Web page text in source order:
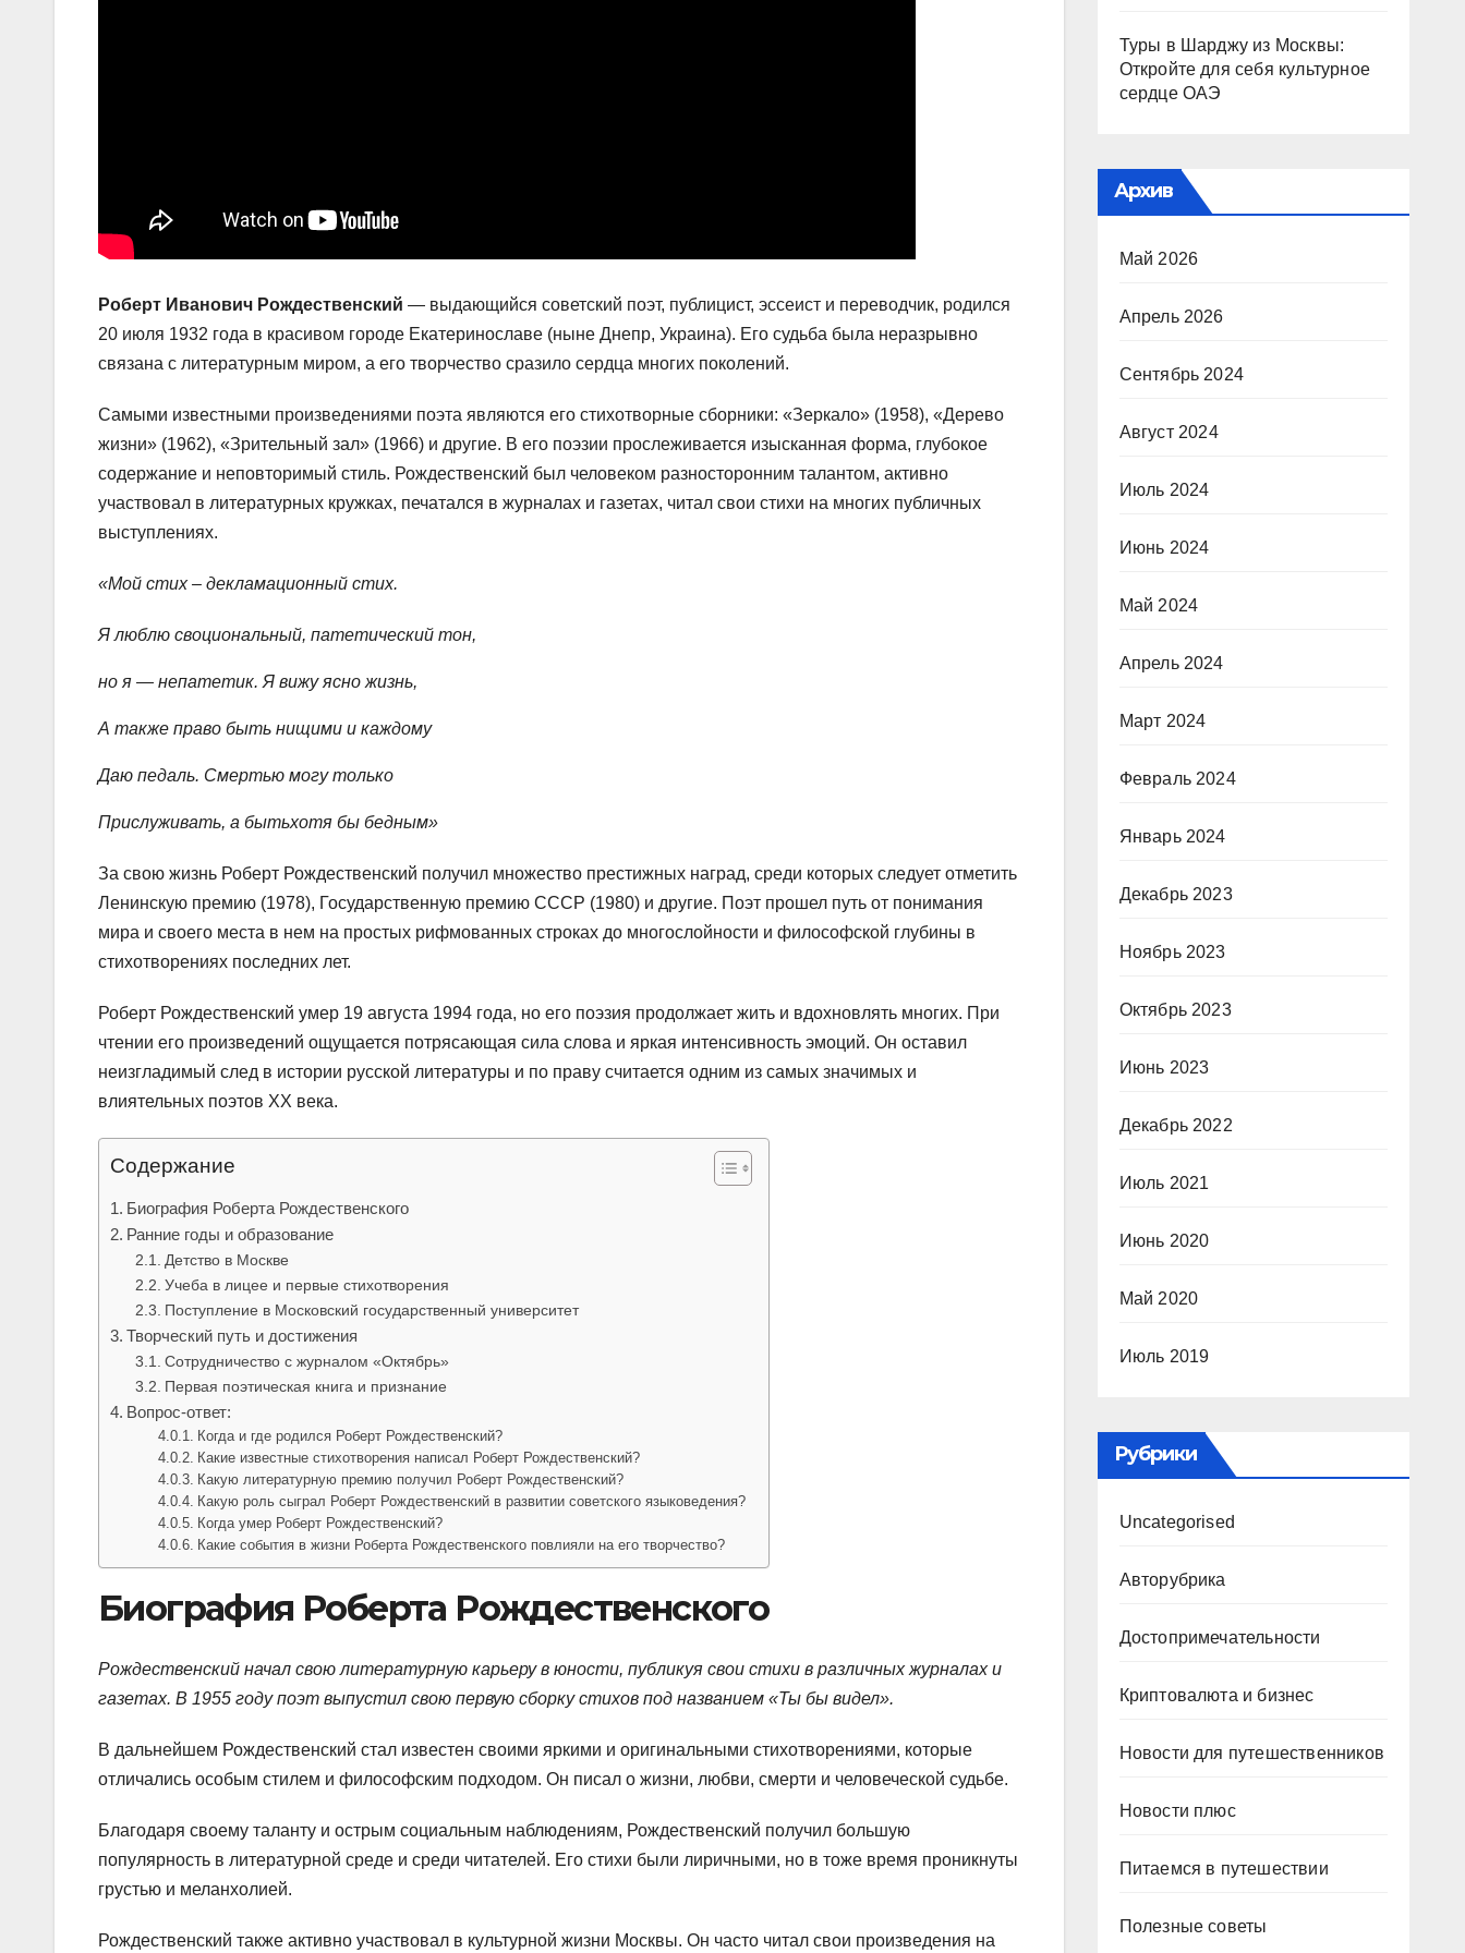
Роберт Иванович Рождественский — выдающийся советский поэт, публицист, эссеист и переводчик, родился
20 июля 1932 года в красивом городе Екатеринославе (ныне Днепр, Украина). Его судьба была неразрывно
связана с литературным миром, а его творчество сразило сердца многих поколений.
Самыми известными произведениями поэта являются его стихотворные сборники: «Зеркало» (1958), «Дерево
жизни» (1962), «Зрительный зал» (1966) и другие. В его поэзии прослеживается изысканная форма, глубокое
содержание и неповторимый стиль. Рождественский был человеком разносторонним талантом, активно
участвовал в литературных кружках, печатался в журналах и газетах, читал свои стихи на многих публичных
выступлениях.
«Мой стих – декламационный стих.
Я люблю своциональный, патетический тон,
но я — непатетик. Я вижу ясно жизнь,
А также право быть нищими и каждому
Даю педаль. Смертью могу только
Прислуживать, а бытьхотя бы бедным»
За свою жизнь Роберт Рождественский получил множество престижных наград, среди которых следует отметить
Ленинскую премию (1978), Государственную премию СССР (1980) и другие. Поэт прошел путь от понимания
мира и своего места в нем на простых рифмованных строках до многослойности и философской глубины в
стихотворениях последних лет.
Роберт Рождественский умер 19 августа 1994 года, но его поэзия продолжает жить и вдохновлять многих. При
чтении его произведений ощущается потрясающая сила слова и яркая интенсивность эмоций. Он оставил
неизгладимый след в истории русской литературы и по праву считается одним из самых значимых и
влиятельных поэтов XX века.
Содержание
Биография Роберта Рождественского
Ранние годы и образование
Детство в Москве
Учеба в лицее и первые стихотворения
Поступление в Московский государственный университет
Творческий путь и достижения
Сотрудничество с журналом «Октябрь»
Первая поэтическая книга и признание
Вопрос-ответ:
Когда и где родился Роберт Рождественский?
Какие известные стихотворения написал Роберт Рождественский?
Какую литературную премию получил Роберт Рождественский?
Какую роль сыграл Роберт Рождественский в развитии советского языковедения?
Когда умер Роберт Рождественский?
Какие события в жизни Роберта Рождественского повлияли на его творчество?
Биография Роберта Рождественского
Рождественский начал свою литературную карьеру в юности, публикуя свои стихи в различных журналах и
газетах. В 1955 году поэт выпустил свою первую сборку стихов под названием «Ты бы видел».
В дальнейшем Рождественский стал известен своими яркими и оригинальными стихотворениями, которые
отличались особым стилем и философским подходом. Он писал о жизни, любви, смерти и человеческой судьбе.
Благодаря своему таланту и острым социальным наблюдениям, Рождественский получил большую
популярность в литературной среде и среди читателей. Его стихи были лиричными, но в тоже время проникнуты
грустью и меланхолией.
Рождественский также активно участвовал в культурной жизни Москвы. Он часто читал свои произведения на
Туры в Шарджу из Москвы:
Откройте для себя культурное
сердце ОАЭ
Архив
Май 2026
Апрель 2026
Сентябрь 2024
Август 2024
Июль 2024
Июнь 2024
Май 2024
Апрель 2024
Март 2024
Февраль 2024
Январь 2024
Декабрь 2023
Ноябрь 2023
Октябрь 2023
Июнь 2023
Декабрь 2022
Июль 2021
Июнь 2020
Май 2020
Июль 2019
Рубрики
Uncategorised
Авторубрика
Достопримечательности
Криптовалюта и бизнес
Новости для путешественников
Новости плюс
Питаемся в путешествии
Полезные советы